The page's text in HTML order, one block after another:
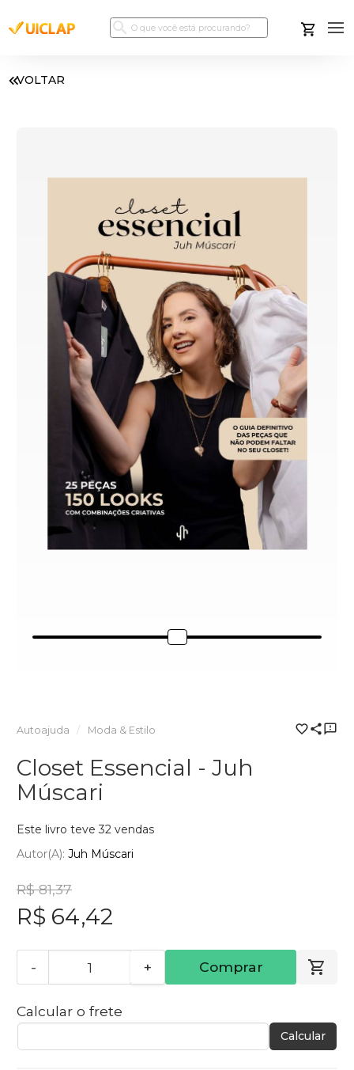
VOLTAR
Autoajuda Moda & Estilo
Closet Essencial - Juh
Múscari
Este livro teve 32 vendas
Autor(a): Juh Múscari
R$ 81,37
R$ 64,42
- + Comprar
Calcular o frete
Calcular